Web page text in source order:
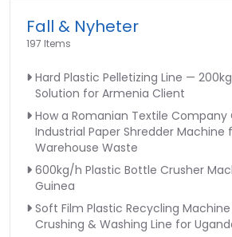
Fall & Nyheter
197 Items
Hard Plastic Pelletizing Line —
Solution for Armenia Client
How a Romanian Textile Company
Industrial Paper Shredder
Warehouse Waste
600kg/h Plastic Bottle Crusher
Guinea
Soft Film Plastic Recycling
Crushing & Washing Line for